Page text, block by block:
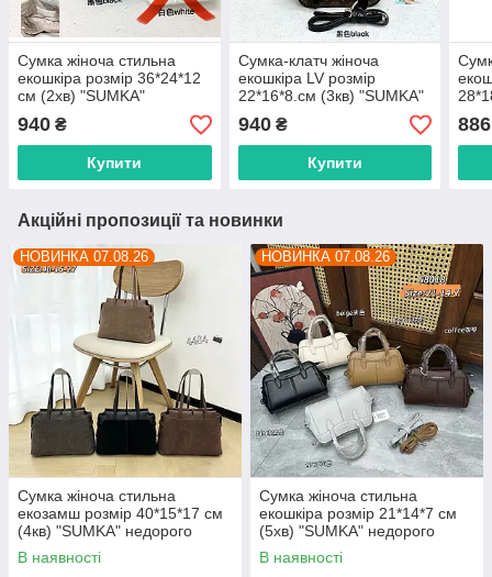
Сумка жіноча стильна
екошкіра розмір 36*24*12
см (2хв) "SUMKA"
прямого постачальника
940 ₴
Купити
Сумка-клатч жіноча
екошкіра LV розмір
22*16*8.см (3кв) "SUMKA"
прямого постачальника
940₴
Купити
від
886
Акційні пропозиції та новинки
НОВИНКА 07.08.26
Сумка жіноча стильна
екозамш розмір 40*15*17 см
(4кв) "SUMKA" недорого
гуртом від прямого
постачальника
В наявності
НОВИНКА 07.08.26
Сумка жіноча стильна
екошкіра розмір 21*14*7 см
(5хв) "SUMKA" недорого
гуртом від прямого
постачальника
В наявності